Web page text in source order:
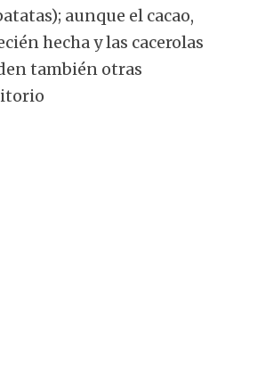
aunque el cacao,
hecha y las cacerolas
también otras